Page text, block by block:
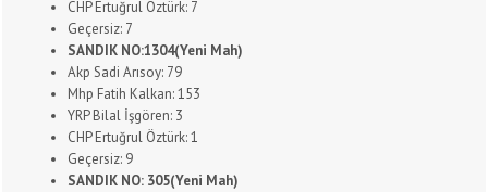
CHP Ertuğrul Öztürk: 7
Geçersiz: 7
SANDIK NO:1304(Yeni Mah)
Akp Sadi Arısoy: 79
Mhp Fatih Kalkan: 153
YRP Bilal İşgören: 3
CHP Ertuğrul Öztürk: 1
Geçersiz: 9
SANDIK NO: 305(Yeni Mah)